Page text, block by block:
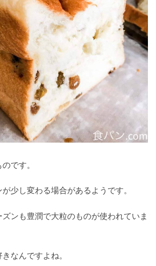
です。
少し変わる場合があるようです。
ンも豊潤で大粒のものが使われていま
なんですよね。